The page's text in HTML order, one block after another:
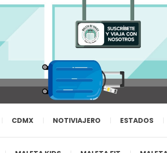
CDMX NOTIVIAJERO ESTADOS